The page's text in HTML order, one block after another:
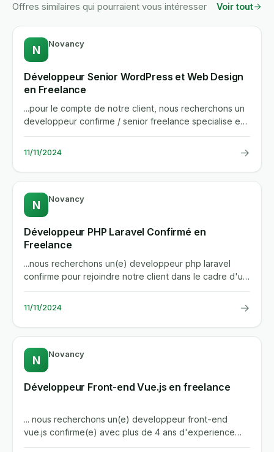
Offres similaires qui pourraient vous intéresser Voir tout
N Novancy
Développeur Senior WordPress et Web Design
en Freelance
...pour le compte de notre client, nous recherchons un
developpeur confirme / senior freelance specialise en
wordpress,...
11/11/2024 →
N Novancy
Développeur PHP Laravel Confirmé en
Freelance
...nous recherchons un(e) developpeur php laravel
confirme pour rejoindre notre client dans le cadre d'un
projet...
11/11/2024 →
N Novancy
Développeur Front-end Vue.js en freelance
... nous recherchons un(e) developpeur front-end
vue.js confirme(e) avec plus de 4 ans d'experience
pour rejoindre notre...